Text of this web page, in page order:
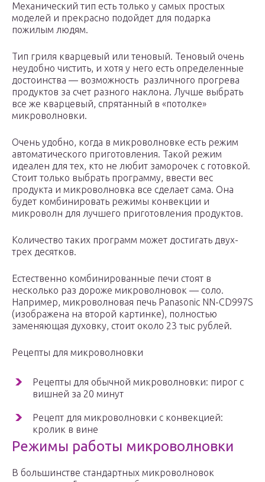
Механический тип есть только у самых простых
моделей и прекрасно подойдет для подарка
пожилым людям.
Тип гриля кварцевый или теновый. Теновый очень
неудобно чистить, и хотя у него есть определенные
достоинства — возможность различного прогрева
продуктов за счет разного наклона. Лучше выбрать
все же кварцевый, спрятанный в «потолке»
микроволновки.
Очень удобно, когда в микроволновке есть режим
автоматического приготовления. Такой режим
идеален для тех, кто не любит заморочек с готовкой.
Стоит только выбрать программу, ввести вес
продукта и микроволновка все сделает сама. Она
будет комбинировать режимы конвекции и
микроволн для лучшего приготовления продуктов.
Количество таких программ может достигать двух-
трех десятков.
Естественно комбинированные печи стоят в
несколько раз дороже микроволновок — соло.
Например, микроволновая печь Panasonic NN-CD997S
(изображена на второй картинке), полностью
заменяющая духовку, стоит около 23 тыс рублей.
Рецепты для микроволновки
Рецепты для обычной микроволновки: пирог с
вишней за 20 минут
Рецепт для микроволновки с конвекцией:
кролик в вине
Режимы работы микроволновки
В большинстве стандартных микроволновок